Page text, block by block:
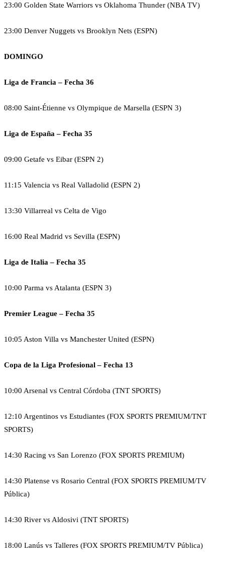
23:00 Golden State Warriors vs Oklahoma Thunder (NBA TV)
23:00 Denver Nuggets vs Brooklyn Nets (ESPN)
DOMINGO
Liga de Francia – Fecha 36
08:00 Saint-Étienne vs Olympique de Marsella (ESPN 3)
Liga de España – Fecha 35
09:00 Getafe vs Eibar (ESPN 2)
11:15 Valencia vs Real Valladolid (ESPN 2)
13:30 Villarreal vs Celta de Vigo
16:00 Real Madrid vs Sevilla (ESPN)
Liga de Italia – Fecha 35
10:00 Parma vs Atalanta (ESPN 3)
Premier League – Fecha 35
10:05 Aston Villa vs Manchester United (ESPN)
Copa de la Liga Profesional – Fecha 13
10:00 Arsenal vs Central Córdoba (TNT SPORTS)
12:10 Argentinos vs Estudiantes (FOX SPORTS PREMIUM/TNT
SPORTS)
14:30 Racing vs San Lorenzo (FOX SPORTS PREMIUM)
14:30 Platense vs Rosario Central (FOX SPORTS PREMIUM/TV
Pública)
14:30 River vs Aldosivi (TNT SPORTS)
18:00 Lanús vs Talleres (FOX SPORTS PREMIUM/TV Pública)